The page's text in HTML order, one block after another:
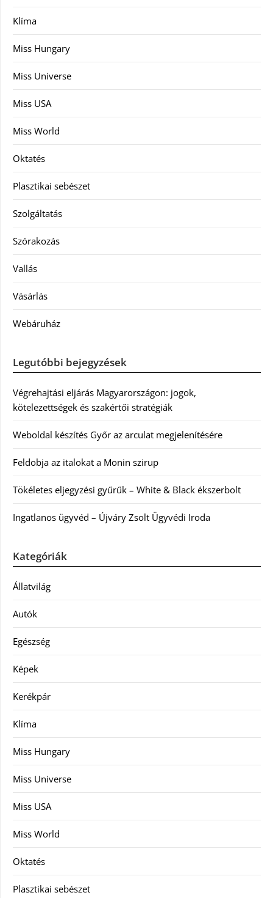
Klíma
Miss Hungary
Miss Universe
Miss USA
Miss World
Oktatés
Plasztikai sebészet
Szolgáltatás
Szórakozás
Vallás
Vásárlás
Webáruház
Legutóbbi bejegyzések
Végrehajtási eljárás Magyarországon: jogok,
kötelezettségek és szakértői stratégiák
Weboldal készítés Győr az arculat megjelenítésére
Feldobja az italokat a Monin szirup
Tökéletes eljegyzési gyűrűk – White & Black ékszerbolt
Ingatlanos ügyvéd – Újváry Zsolt Ügyvédi Iroda
Kategóriák
Állatvilág
Autók
Egészség
Képek
Kerékpár
Klíma
Miss Hungary
Miss Universe
Miss USA
Miss World
Oktatés
Plasztikai sebészet